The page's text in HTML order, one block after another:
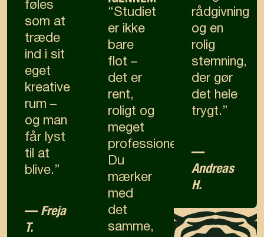
føles
som at
træde
ind i sit
eget
kreative
rum –
og man
får lyst
til at
blive.”
— Freja
T.
“Studiet
er ikke
bare
flot –
det er
rent,
roligt og
meget
professionelt.
Du
mærker
med
det
samme,
rådgivning
og en
rolig
stemning,
der gør
det hele
trygt.”
—
Andreas
H.